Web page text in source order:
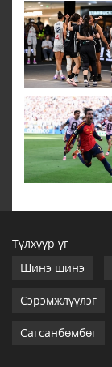
Түлхүүр үг
Шинэ шинэ
Сэрэмжлүүлэг
Сагсанбөмбөг